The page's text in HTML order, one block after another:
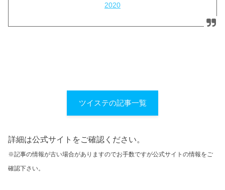
2020
ツイステの記事一覧
詳細は公式サイトをご確認ください。
※記事の情報が古い場合がありますのでお手数ですが公式サイトの情報をご
確認下さい。